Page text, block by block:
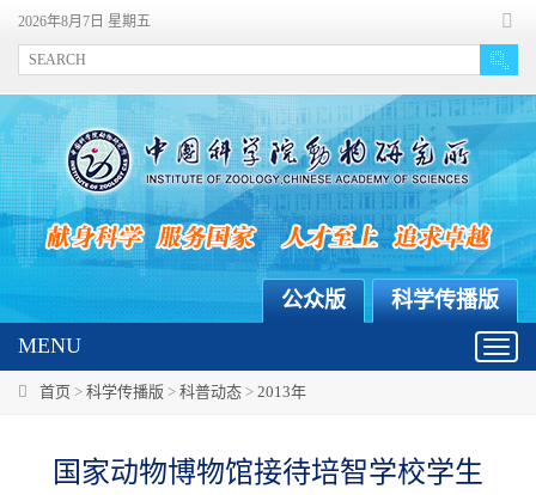
2026年8月7日 星期五
科学传播版
公众版
MENU
首页 > 科学传播版 > 科普动态 > 2013年
国家动物博物馆接待培智学校学生